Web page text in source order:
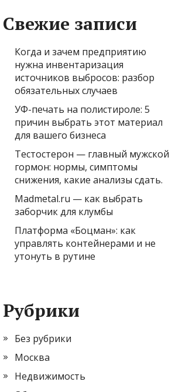
Свежие записи
Когда и зачем предприятию
нужна инвентаризация
источников выбросов: разбор
обязательных случаев
УФ-печать на полистироле: 5
причин выбрать этот материал
для вашего бизнеса
Тестостерон — главный мужской
гормон: нормы, симптомы
снижения, какие анализы сдать.
Madmetal.ru — как выбрать
заборчик для клумбы
Платформа «Боцман»: как
управлять контейнерами и не
утонуть в рутине
Рубрики
Без рубрики
Москва
Недвижимость